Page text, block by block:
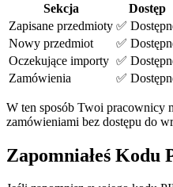
Sekcja
Dostęp
Zapisane przedmioty ✅
Nowy przedmiot
✅
Oczekujące importy ✅
Zamówienia
✅
W ten sposób Twoi pracownicy
zamówieniami bez dostępu do
Zapomniałeś Kodu